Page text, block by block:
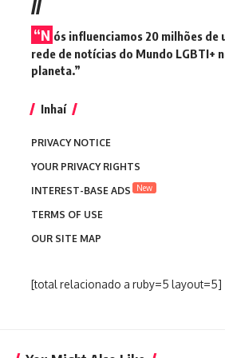
“N ós influenciamos 20 milhões de
rede de notícias do Mundo LGBTI+
planeta.”
Inhaí
PRIVACY NOTICE
YOUR PRIVACY RIGHTS
INTEREST-BASE ADS
New
TERMS OF USE
OUR SITE MAP
[total relacionado a ruby=5 layout=5]